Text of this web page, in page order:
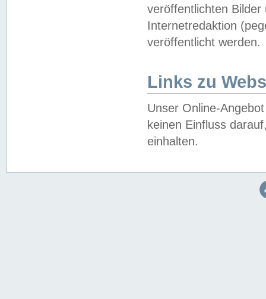
veröffentlichten
Internetredaktion
veröffentlicht werden.
Links zu
Unser Online-
keinen Einfluss
einhalten.